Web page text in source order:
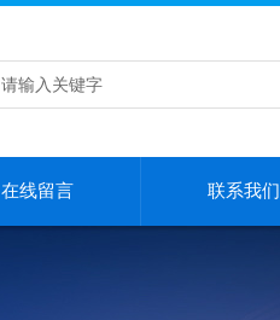
在线留言 联系我们